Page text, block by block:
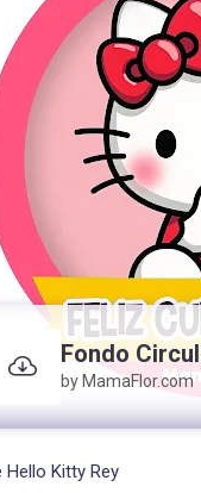
Fondo
Kitty 1
by MamaFlor.com
Kitty Rey